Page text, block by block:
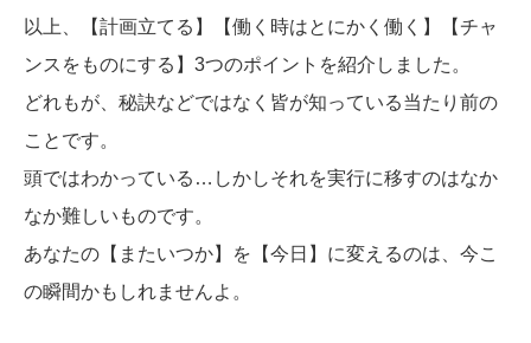
以上、【計画立てる】【働く時はとにかく働く】【チャ
ンスをものにする】3つのポイントを紹介しました。
どれもが、秘訣などではなく皆が知っている当たり前の
ことです。
頭ではわかっている…しかしそれを実行に移すのはなか
なか難しいものです。
あなたの【またいつか】を【今日】に変えるのは、今こ
の瞬間かもしれませんよ。